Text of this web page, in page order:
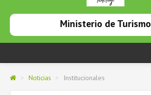
Ministerio de Turismo
> Noticias > Institucionales